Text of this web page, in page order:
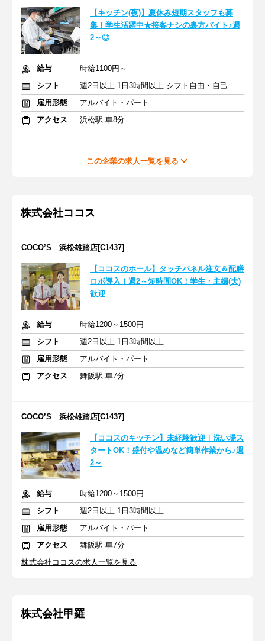
【キッチン(夜)】夏休み短期スタッフも募
集！学生活躍中★接客ナシの裏方バイト♪週
2～◎
給与
時給1100円～
シフト
週2日以上 1日3時間以上 シフト自由・自己申告
雇用形態
アルバイト・パート
アクセス
浜松駅 車8分
この企業の求人一覧を見る
株式会社ココス
COCO’S 浜松雄踏店[C1437]
【ココスのホール】タッチパネル注文＆配膳
ロボ導入！週2～短時間OK！学生・主婦(夫)
歓迎
給与
時給1200～1500円
シフト
週2日以上 1日3時間以上
雇用形態
アルバイト・パート
アクセス
舞阪駅 車7分
COCO’S 浜松雄踏店[C1437]
【ココスのキッチン】未経験歓迎｜洗い場ス
タートOK！盛付や温めなど簡単作業から♪週
2～
給与
時給1200～1500円
シフト
週2日以上 1日3時間以上
雇用形態
アルバイト・パート
アクセス
舞阪駅 車7分
株式会社ココスの求人一覧を見る
株式会社甲羅